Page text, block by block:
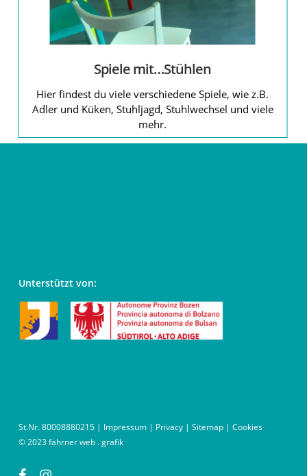
Spiele mit…Stühlen
Hier findest du viele verschiedene Spiele, wie z.B.
Adler und Küken, Stuhljagd, Stuhlwechsel und viele
mehr.
Unterstützt von:
St.Nr. 80008880215 | Impressum| Privacy| Sitemap| Cookies
© 2023fahrner web . grafik